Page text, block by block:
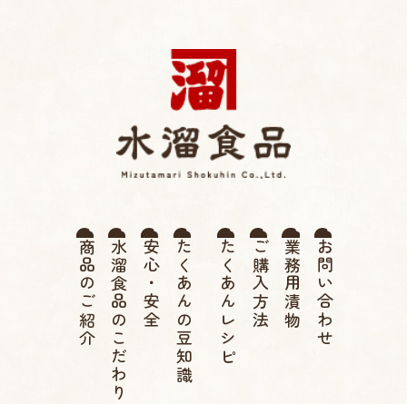
薩摩たくあん 水溜食品 |
伝統 寒干したくあん、高
菜漬け、つぼ漬け
商品のご紹介水溜食品のこだわり安心・安全たくあんの豆知識 たくあんレシピご購入方法業務用漬物お問い合わせ